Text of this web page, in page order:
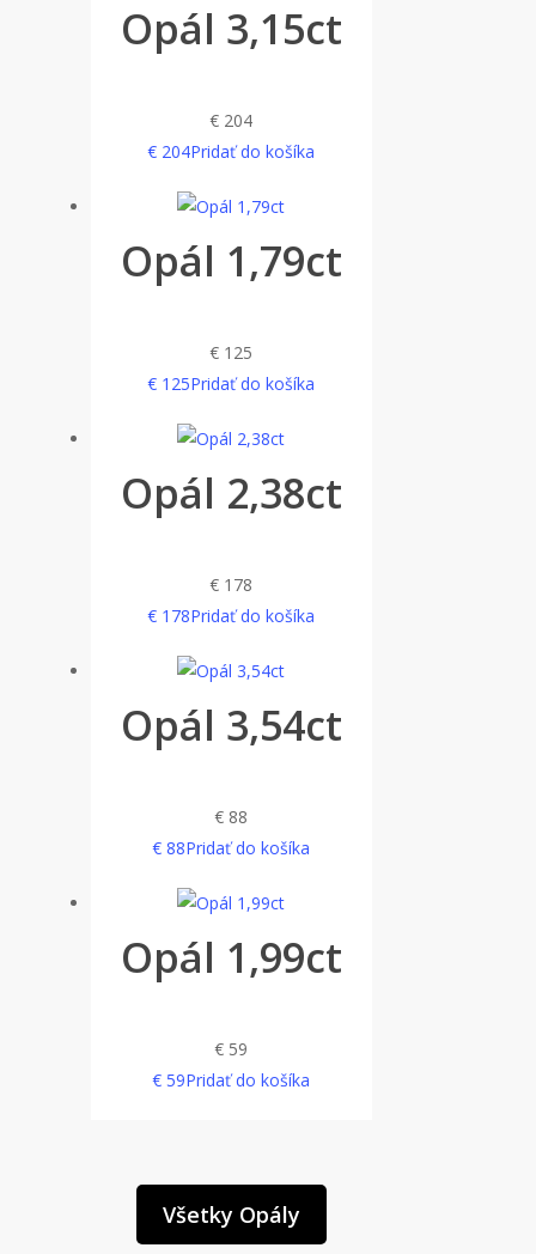
Opál 3,15ct
€ 204
€ 204Pridať do košíka
Opál 1,79ct
€ 125
€ 125Pridať do košíka
Opál 2,38ct
€ 178
€ 178Pridať do košíka
Opál 3,54ct
€ 88
€ 88Pridať do košíka
Opál 1,99ct
€ 59
€ 59Pridať do košíka
Všetky Opály